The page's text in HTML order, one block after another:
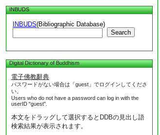
INBUDS
INBUDS(Bibliographic Database)
Search
Digital Dictionary of Buddhism
電子佛教辭典
パスワードがない場合は「guest」でログインしてくださ
い。
Users who do not have a password can log in with the
userID "guest".
本文をドラッグして選択するとDDBの見出し語
検索結果が表示されます。